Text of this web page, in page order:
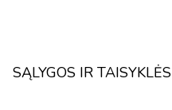
SĄLYGOS IR TAISYKLĖS